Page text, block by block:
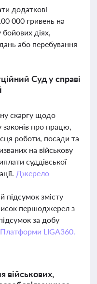
додаткові
000 гривень на
бойових діях,
або перебування
Суд у справі
скаргу щодо
законів про працю,
роботи, посади та
на військову
суддівської
Джерело
змісту
першоджерел з
за добу
Платформи LIGA360.
військових,